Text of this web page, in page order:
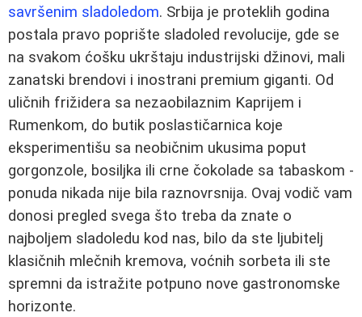
savršenim sladoledom. Srbija je proteklih godina
postala pravo poprište sladoled revolucije, gde se
na svakom ćošku ukrštaju industrijski džinovi, mali
zanatski brendovi i inostrani premium giganti. Od
uličnih frižidera sa nezaobilaznim Kaprijem i
Rumenkom, do butik poslastičarnica koje
eksperimentišu sa neobičnim ukusima poput
gorgonzole, bosiljka ili crne čokolade sa tabaskom -
ponuda nikada nije bila raznovrsnija. Ovaj vodič vam
donosi pregled svega što treba da znate o
najboljem sladoledu kod nas, bilo da ste ljubitelj
klasičnih mlečnih kremova, voćnih sorbeta ili ste
spremni da istražite potpuno nove gastronomske
horizonte.